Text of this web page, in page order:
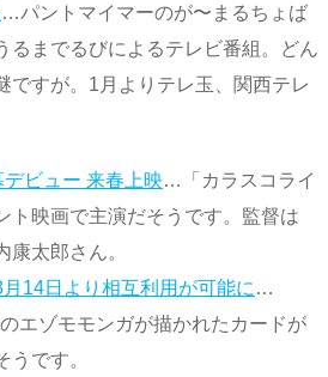
…パントマイマーのが〜まるちょば
るまでるびによるテレビ番組。どん
ですが。1月よりテレ玉、関西テレ
ビュー 来春上映…「カラスコライ
ト映画で主演だそうです。監督は
康太郎さん。
14日より相互利用が可能に …
エゾモモンガが描かれたカードが
です。